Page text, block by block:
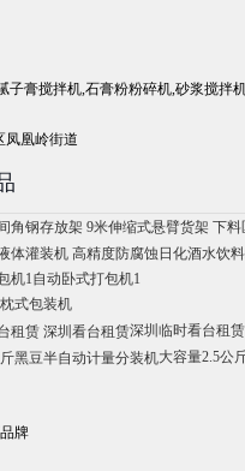
子膏搅拌机,石膏粉粉碎机,砂浆搅拌
凤凰岭街道
自动卧式打包机1
枕式包装机
深圳临时看台租
大容量2.5公
品牌